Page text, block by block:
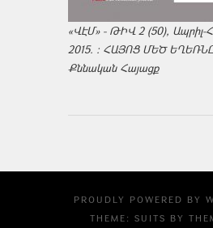
«ՎԷՄ» - ԹԻՎ 2 (50), Ապրիլ-
2015. : ՀԱՅՈՑ ՄԵԾ
Քննական Հայացք
PROUDLY POWERED BY
THEME: SUITS BY